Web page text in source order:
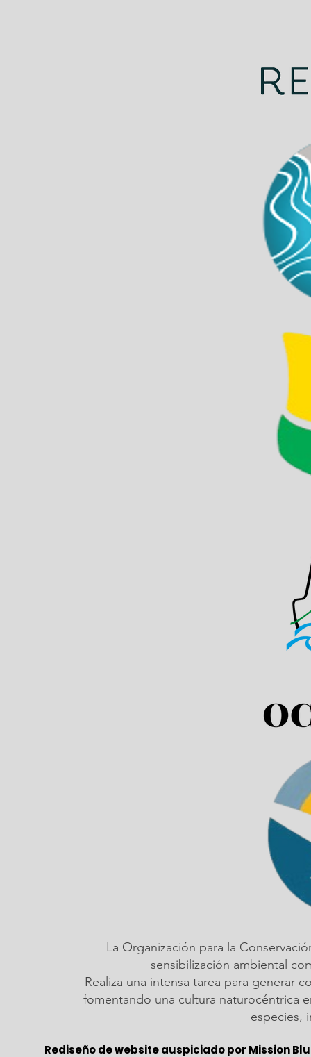
La Organización para la
sensibilización ambiental
Realiza una intensa tarea para generar
fomentando una cultura naturocéntrica
especies,
Rediseño de website auspiciado por Mission